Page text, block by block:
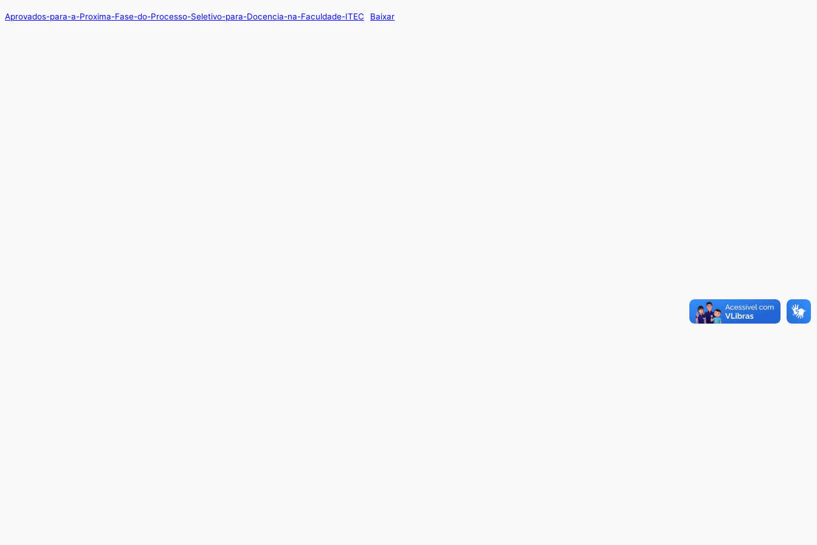
Aprovados-para-a-Proxima-Fase-do-Processo-Seletivo-para-Docencia-na-Faculdade-ITEC Baixar